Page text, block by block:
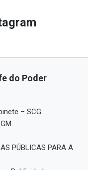
do Poder
– SCG
PÚBLICAS PARA A